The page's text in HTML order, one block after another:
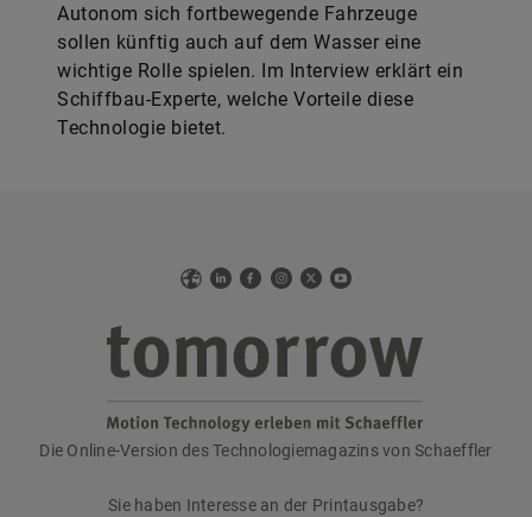
Autonom sich fortbewegende Fahrzeuge
sollen künftig auch auf dem Wasser eine
wichtige Rolle spielen. Im Interview erklärt ein
Schiffbau-Experte, welche Vorteile diese
Technologie bietet.
WebLinkedIn
Facebook
Instagram
X YouTube
tomorrow
Die Online-Version des Technologiemagazins von Schaeffler
Sie haben Interesse an der Printausgabe?